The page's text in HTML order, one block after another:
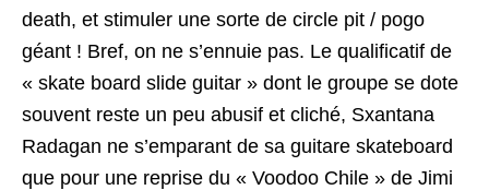
death, et stimuler une sorte de circle pit / pogo
géant ! Bref, on ne s’ennuie pas. Le qualificatif de
« skate board slide guitar » dont le groupe se dote
souvent reste un peu abusif et cliché, Sxantana
Radagan ne s’emparant de sa guitare skateboard
que pour une reprise du « Voodoo Chile » de Jimi